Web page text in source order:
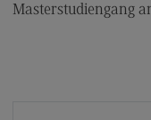
Masterstudiengang